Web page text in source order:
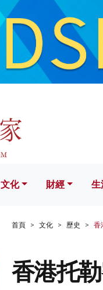
財經 生活
文化 財經 生
首頁 文化 歷史 香
香港托